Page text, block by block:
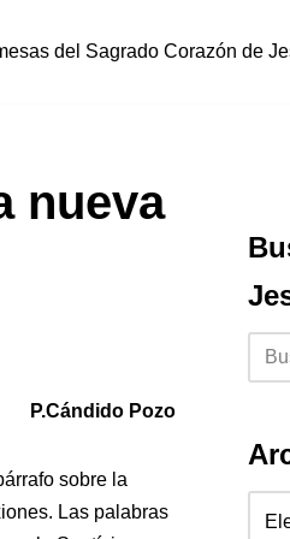
del Sagrado Corazón de
nueva
P.Cándido Pozo
sobre la
Las palabras